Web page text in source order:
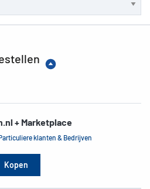
+ Marketplace
klanten & Bedrijven
Kopen